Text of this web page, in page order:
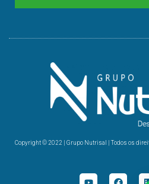
Copyright © 2022 | Grupo Nutrisal | Todos os